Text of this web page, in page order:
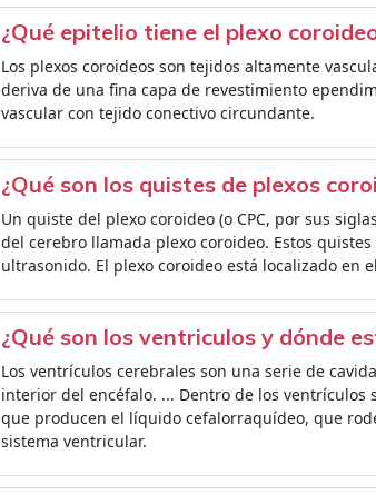
¿Qué epitelio tiene el plexo
Los plexos coroideos son tejidos altamente
deriva de una fina capa de revestimiento
vascular con tejido conectivo circundante.
¿Qué son los quistes de plexos
Un quiste del plexo coroideo (o CPC, por sus
del cerebro llamada plexo coroideo. Estos
ultrasonido. El plexo coroideo está localizado en
¿Qué son los ventriculos y dónde
Los ventrículos cerebrales son una serie de
interior del encéfalo. ... Dentro de los ventrículos
que producen el líquido cefalorraquídeo, que
sistema ventricular.